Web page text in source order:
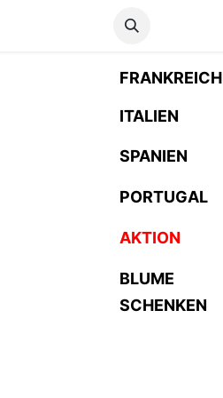
FRANKREICH
ITALIEN
SPANIEN
PORTUGAL
AKTION
BLUME
SCHENKEN